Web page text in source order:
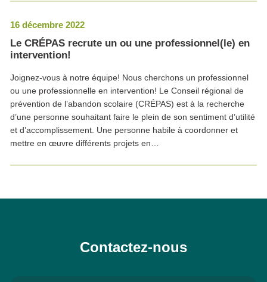
16 décembre 2022
Le CRÉPAS recrute un ou une professionnel(le) en
intervention!
Joignez-vous à notre équipe! Nous cherchons un professionnel
ou une professionnelle en intervention! Le Conseil régional de
prévention de l’abandon scolaire (CRÉPAS) est à la recherche
d’une personne souhaitant faire le plein de son sentiment d’utilité
et d’accomplissement. Une personne habile à coordonner et
mettre en œuvre différents projets en…
Contactez-nous